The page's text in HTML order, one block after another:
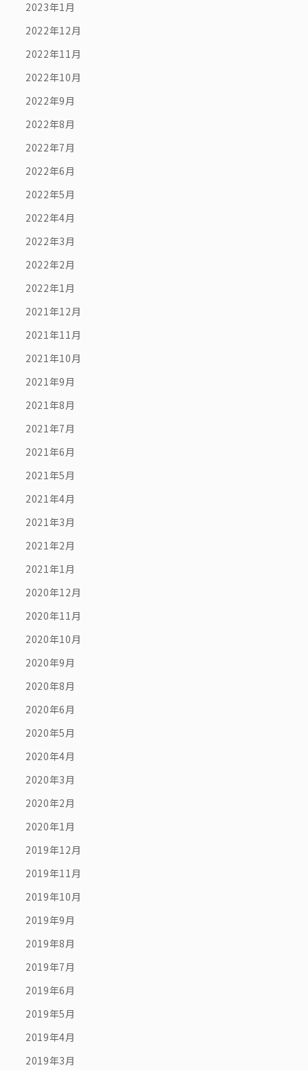
2023年1月
2022年12月
2022年11月
2022年10月
2022年9月
2022年8月
2022年7月
2022年6月
2022年5月
2022年4月
2022年3月
2022年2月
2022年1月
2021年12月
2021年11月
2021年10月
2021年9月
2021年8月
2021年7月
2021年6月
2021年5月
2021年4月
2021年3月
2021年2月
2021年1月
2020年12月
2020年11月
2020年10月
2020年9月
2020年8月
2020年6月
2020年5月
2020年4月
2020年3月
2020年2月
2020年1月
2019年12月
2019年11月
2019年10月
2019年9月
2019年8月
2019年7月
2019年6月
2019年5月
2019年4月
2019年3月